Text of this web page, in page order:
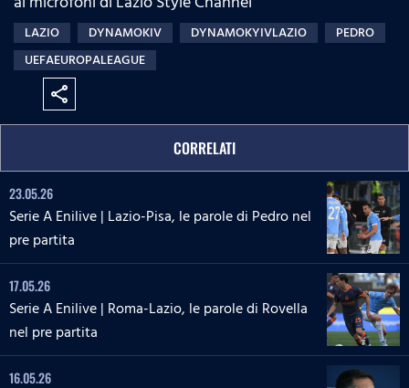
LAZIO DYNAMOKIV DYNAMOKYIVLAZIO
PEDRO
UEFAEUROPALEAGUE
share
CORRELATI
23.05.26
Serie A Enilive | Lazio-Pisa, le parole di Pedro nel
pre partita
17.05.26
Serie A Enilive | Roma-Lazio, le parole di Rovella
nel pre partita
16.05.26